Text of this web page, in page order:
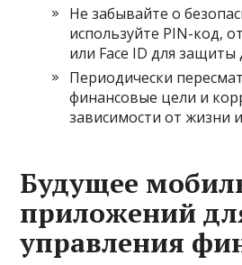
Не забывайте о
используйте PIN-код,
или Face ID для защиты
Периодически
финансовые цели и
зависимости от жизни
Будущее
приложений
управления